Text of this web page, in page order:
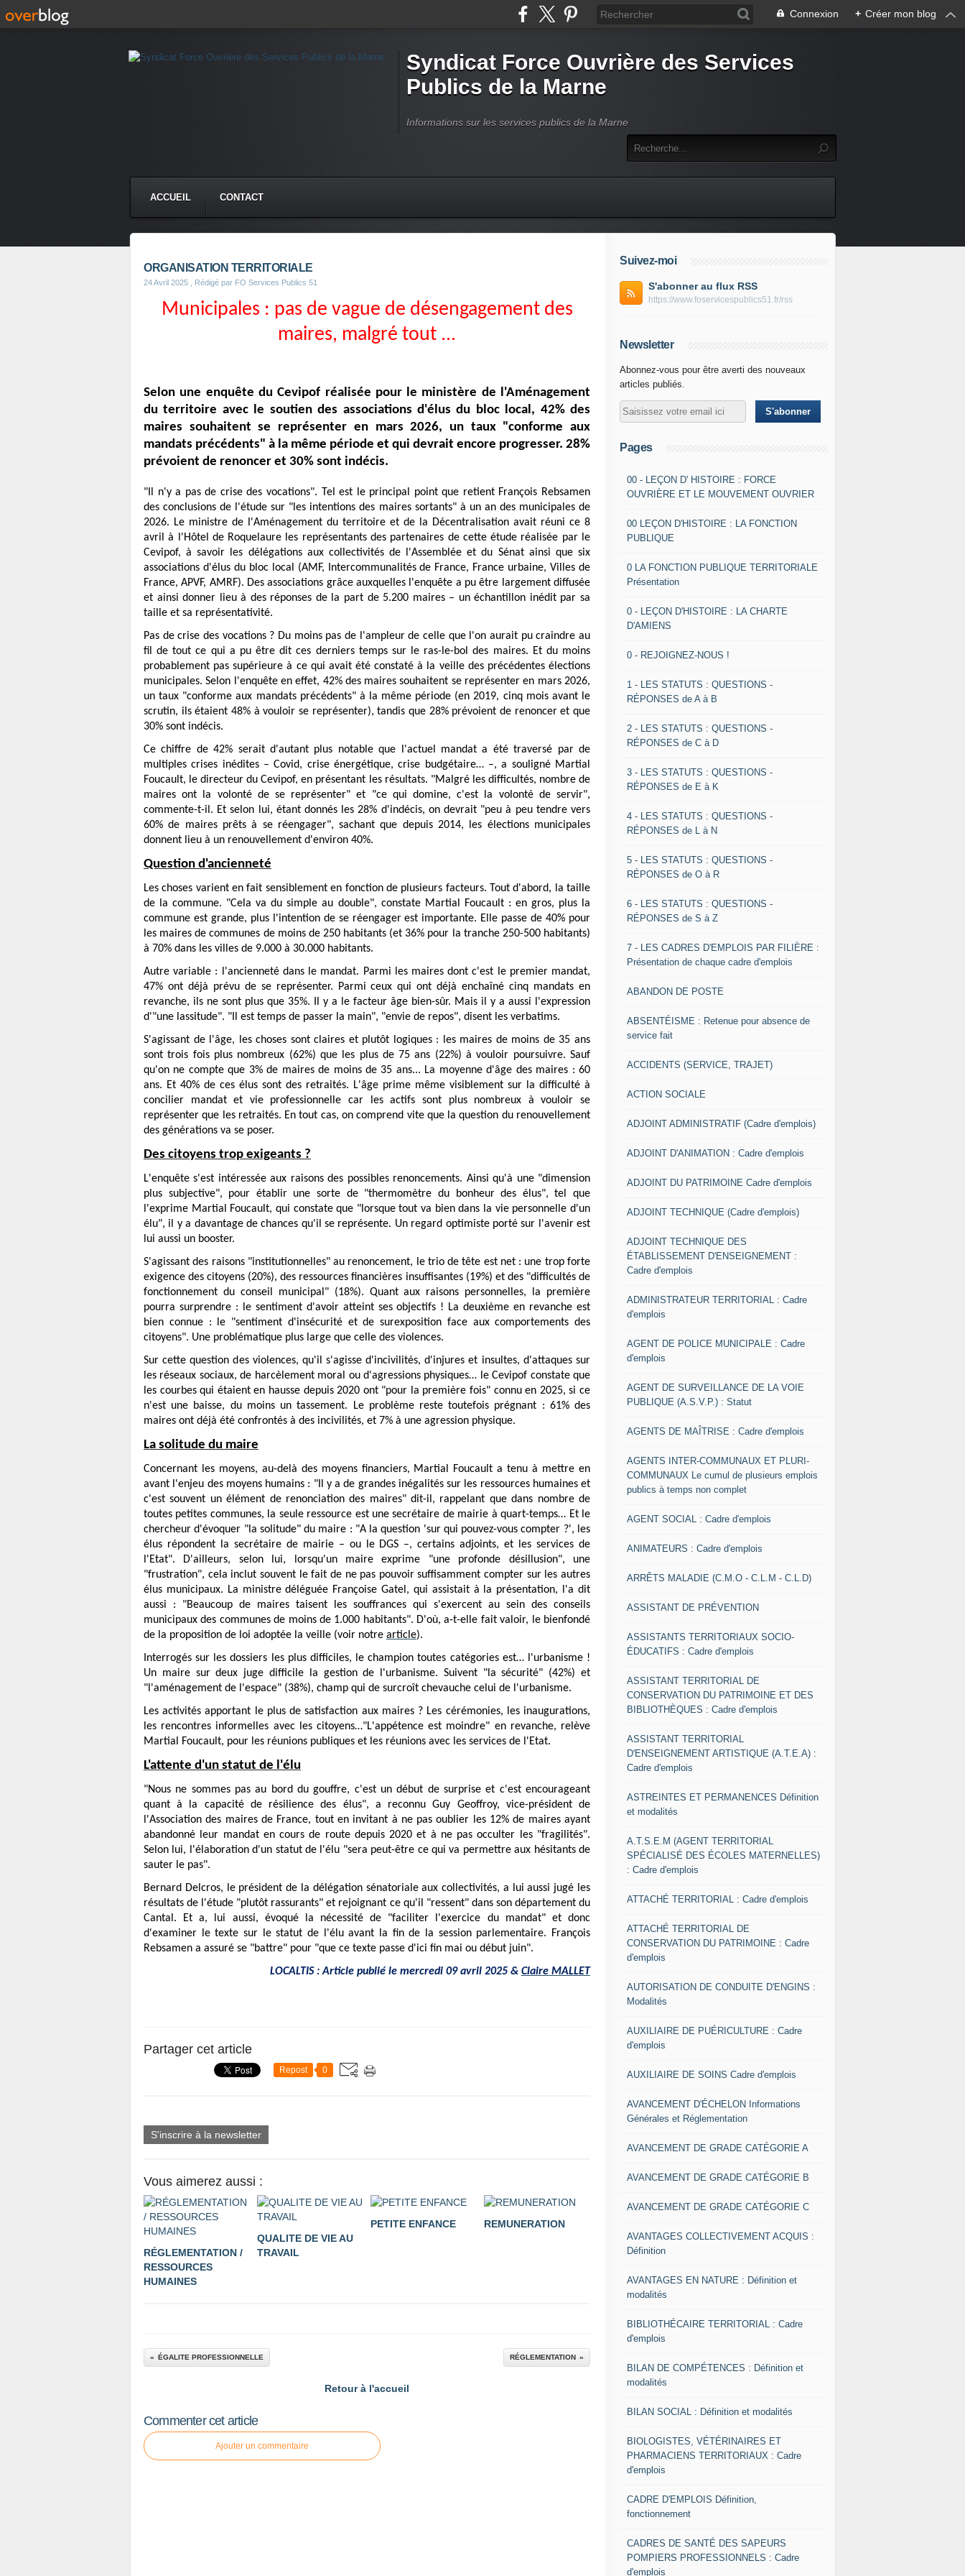
Connexion + Créer mon blog
Syndicat Force Ouvrière des Services
Publics de la Marne
Informations sur les services publics de la Marne
ACCUEIL CONTACT
ORGANISATION TERRITORIALE
24 Avril 2025 , Rédigé par FO Services Publics 51
Municipales : pas de vague de désengagement des
maires, malgré tout ...
Selon une enquête du Cevipof réalisée pour le ministère de l'Aménagement
du territoire avec le soutien des associations d'élus du bloc local, 42% des
maires souhaitent se représenter en mars 2026, un taux "conforme aux
mandats précédents" à la même période et qui devrait encore progresser. 28%
prévoient de renoncer et 30% sont indécis.
"Il n'y a pas de crise des vocations". Tel est le principal point que retient François Rebsamen
des conclusions de l'étude sur "les intentions des maires sortants" à un an des municipales de
2026. Le ministre de l'Aménagement du territoire et de la Décentralisation avait réuni ce 8
avril à l'Hôtel de Roquelaure les représentants des partenaires de cette étude réalisée par le
Cevipof, à savoir les délégations aux collectivités de l'Assemblée et du Sénat ainsi que six
associations d'élus du bloc local (AMF, Intercommunalités de France, France urbaine, Villes de
France, APVF, AMRF). Des associations grâce auxquelles l'enquête a pu être largement diffusée
et ainsi donner lieu à des réponses de la part de 5.200 maires – un échantillon inédit par sa
taille et sa représentativité.
Pas de crise des vocations ? Du moins pas de l'ampleur de celle que l'on aurait pu craindre au
fil de tout ce qui a pu être dit ces derniers temps sur le ras-le-bol des maires. Et du moins
probablement pas supérieure à ce qui avait été constaté à la veille des précédentes élections
municipales. Selon l'enquête en effet, 42% des maires souhaitent se représenter en mars 2026,
un taux "conforme aux mandats précédents" à la même période (en 2019, cinq mois avant le
scrutin, ils étaient 48% à vouloir se représenter), tandis que 28% prévoient de renoncer et que
30% sont indécis.
Ce chiffre de 42% serait d'autant plus notable que l'actuel mandat a été traversé par de
multiples crises inédites – Covid, crise énergétique, crise budgétaire… –, a souligné Martial
Foucault, le directeur du Cevipof, en présentant les résultats. "Malgré les difficultés, nombre de
maires ont la volonté de se représenter" et "ce qui domine, c'est la volonté de servir",
commente-t-il. Et selon lui, étant donnés les 28% d'indécis, on devrait "peu à peu tendre vers
60% de maires prêts à se réengager", sachant que depuis 2014, les élections municipales
donnent lieu à un renouvellement d'environ 40%.
Question d'ancienneté
Les choses varient en fait sensiblement en fonction de plusieurs facteurs. Tout d'abord, la taille
de la commune. "Cela va du simple au double", constate Martial Foucault : en gros, plus la
commune est grande, plus l'intention de se réengager est importante. Elle passe de 40% pour
les maires de communes de moins de 250 habitants (et 36% pour la tranche 250-500 habitants)
à 70% dans les villes de 9.000 à 30.000 habitants.
Autre variable : l'ancienneté dans le mandat. Parmi les maires dont c'est le premier mandat,
47% ont déjà prévu de se représenter. Parmi ceux qui ont déjà enchaîné cinq mandats en
revanche, ils ne sont plus que 35%. Il y a le facteur âge bien-sûr. Mais il y a aussi l'expression
d'"une lassitude". "Il est temps de passer la main", "envie de repos", disent les verbatims.
S'agissant de l'âge, les choses sont claires et plutôt logiques : les maires de moins de 35 ans
sont trois fois plus nombreux (62%) que les plus de 75 ans (22%) à vouloir poursuivre. Sauf
qu'on ne compte que 3% de maires de moins de 35 ans... La moyenne d'âge des maires : 60
ans. Et 40% de ces élus sont des retraités. L'âge prime même visiblement sur la difficulté à
concilier mandat et vie professionnelle car les actifs sont plus nombreux à vouloir se
représenter que les retraités. En tout cas, on comprend vite que la question du renouvellement
des générations va se poser.
Des citoyens trop exigeants ?
L'enquête s'est intéressée aux raisons des possibles renoncements. Ainsi qu'à une "dimension
plus subjective", pour établir une sorte de "thermomètre du bonheur des élus", tel que
l'exprime Martial Foucault, qui constate que "lorsque tout va bien dans la vie personnelle d'un
élu", il y a davantage de chances qu'il se représente. Un regard optimiste porté sur l'avenir est
lui aussi un booster.
S'agissant des raisons "institutionnelles" au renoncement, le trio de tête est net : une trop forte
exigence des citoyens (20%), des ressources financières insuffisantes (19%) et des "difficultés de
fonctionnement du conseil municipal" (18%). Quant aux raisons personnelles, la première
pourra surprendre : le sentiment d'avoir atteint ses objectifs ! La deuxième en revanche est
bien connue : le "sentiment d'insécurité et de surexposition face aux comportements des
citoyens". Une problématique plus large que celle des violences.
Sur cette question des violences, qu'il s'agisse d'incivilités, d'injures et insultes, d'attaques sur
les réseaux sociaux, de harcèlement moral ou d'agressions physiques… le Cevipof constate que
les courbes qui étaient en hausse depuis 2020 ont "pour la première fois" connu en 2025, si ce
n'est une baisse, du moins un tassement. Le problème reste toutefois prégnant : 61% des
maires ont déjà été confrontés à des incivilités, et 7% à une agression physique.
La solitude du maire
Concernant les moyens, au-delà des moyens financiers, Martial Foucault a tenu à mettre en
avant l'enjeu des moyens humains : "Il y a de grandes inégalités sur les ressources humaines et
c'est souvent un élément de renonciation des maires" dit-il, rappelant que dans nombre de
toutes petites communes, la seule ressource est une secrétaire de mairie à quart-temps… Et le
chercheur d'évoquer "la solitude" du maire : "A la question 'sur qui pouvez-vous compter ?', les
élus répondent la secrétaire de mairie – ou le DGS –, certains adjoints, et les services de
l'Etat". D'ailleurs, selon lui, lorsqu'un maire exprime "une profonde désillusion", une
"frustration", cela inclut souvent le fait de ne pas pouvoir suffisamment compter sur les autres
élus municipaux. La ministre déléguée Françoise Gatel, qui assistait à la présentation, l'a dit
aussi : "Beaucoup de maires taisent les souffrances qui s'exercent au sein des conseils
municipaux des communes de moins de 1.000 habitants". D'où, a-t-elle fait valoir, le bienfondé
de la proposition de loi adoptée la veille (voir notre article).
Interrogés sur les dossiers les plus difficiles, le champion toutes catégories est… l'urbanisme !
Un maire sur deux juge difficile la gestion de l'urbanisme. Suivent "la sécurité" (42%) et
"l'aménagement de l'espace" (38%), champ qui de surcroît chevauche celui de l'urbanisme.
Les activités apportant le plus de satisfaction aux maires ? Les cérémonies, les inaugurations,
les rencontres informelles avec les citoyens…"L'appétence est moindre" en revanche, relève
Martial Foucault, pour les réunions publiques et les réunions avec les services de l'Etat.
L'attente d'un statut de l'élu
"Nous ne sommes pas au bord du gouffre, c'est un début de surprise et c'est encourageant
quant à la capacité de résilience des élus", a reconnu Guy Geoffroy, vice-président de
l'Association des maires de France, tout en invitant à ne pas oublier les 12% de maires ayant
abandonné leur mandat en cours de route depuis 2020 et à ne pas occulter les "fragilités".
Selon lui, l'élaboration d'un statut de l'élu "sera peut-être ce qui va permettre aux hésitants de
sauter le pas".
Bernard Delcros, le président de la délégation sénatoriale aux collectivités, a lui aussi jugé les
résultats de l'étude "plutôt rassurants" et rejoignant ce qu'il "ressent" dans son département du
Cantal. Et a, lui aussi, évoqué la nécessité de "faciliter l'exercice du mandat" et donc
d'examiner le texte sur le statut de l'élu avant la fin de la session parlementaire. François
Rebsamen a assuré se "battre" pour "que ce texte passe d'ici fin mai ou début juin".
LOCALTIS : Article publié le mercredi 09 avril 2025 & Claire MALLET
Partager cet article
Repost 0
S'inscrire à la newsletter
Vous aimerez aussi :
RÉGLEMENTATION /
RESSOURCES
HUMAINES
QUALITE DE VIE AU
TRAVAIL
PETITE ENFANCE REMUNERATION
ÉGALITE PROFESSIONNELLE RÉGLEMENTATION
Retour à l'accueil
Commenter cet article
Ajouter un commentaire
Suivez-moi
S'abonner au flux RSS
https://www.foservicespublics51.fr/rss
Newsletter
Abonnez-vous pour être averti des nouveaux
articles publiés.
Pages
00 - LEÇON D' HISTOIRE : FORCE
OUVRIÈRE ET LE MOUVEMENT OUVRIER
00 LEÇON D'HISTOIRE : LA FONCTION
PUBLIQUE
0 LA FONCTION PUBLIQUE TERRITORIALE
Présentation
0 - LEÇON D'HISTOIRE : LA CHARTE
D'AMIENS
0 - REJOIGNEZ-NOUS !
1 - LES STATUTS : QUESTIONS -
RÉPONSES de A à B
2 - LES STATUTS : QUESTIONS -
RÉPONSES de C à D
3 - LES STATUTS : QUESTIONS -
RÉPONSES de E à K
4 - LES STATUTS : QUESTIONS -
RÉPONSES de L à N
5 - LES STATUTS : QUESTIONS -
RÉPONSES de O à R
6 - LES STATUTS : QUESTIONS -
RÉPONSES de S à Z
7 - LES CADRES D'EMPLOIS PAR FILIÈRE :
Présentation de chaque cadre d'emplois
ABANDON DE POSTE
ABSENTÉISME : Retenue pour absence de
service fait
ACCIDENTS (SERVICE, TRAJET)
ACTION SOCIALE
ADJOINT ADMINISTRATIF (Cadre d'emplois)
ADJOINT D'ANIMATION : Cadre d'emplois
ADJOINT DU PATRIMOINE Cadre d'emplois
ADJOINT TECHNIQUE (Cadre d'emplois)
ADJOINT TECHNIQUE DES
ÉTABLISSEMENT D'ENSEIGNEMENT :
Cadre d'emplois
ADMINISTRATEUR TERRITORIAL : Cadre
d'emplois
AGENT DE POLICE MUNICIPALE : Cadre
d'emplois
AGENT DE SURVEILLANCE DE LA VOIE
PUBLIQUE (A.S.V.P.) : Statut
AGENTS DE MAÎTRISE : Cadre d'emplois
AGENTS INTER-COMMUNAUX ET PLURI-
COMMUNAUX Le cumul de plusieurs emplois
publics à temps non complet
AGENT SOCIAL : Cadre d'emplois
ANIMATEURS : Cadre d'emplois
ARRÊTS MALADIE (C.M.O - C.L.M - C.L.D)
ASSISTANT DE PRÉVENTION
ASSISTANTS TERRITORIAUX SOCIO-
ÉDUCATIFS : Cadre d'emplois
ASSISTANT TERRITORIAL DE
CONSERVATION DU PATRIMOINE ET DES
BIBLIOTHÈQUES : Cadre d'emplois
ASSISTANT TERRITORIAL
D'ENSEIGNEMENT ARTISTIQUE (A.T.E.A) :
Cadre d'emplois
ASTREINTES ET PERMANENCES Définition
et modalités
A.T.S.E.M (AGENT TERRITORIAL
SPÉCIALISÉ DES ÉCOLES MATERNELLES)
: Cadre d'emplois
ATTACHÉ TERRITORIAL : Cadre d'emplois
ATTACHÉ TERRITORIAL DE
CONSERVATION DU PATRIMOINE : Cadre
d'emplois
AUTORISATION DE CONDUITE D'ENGINS :
Modalités
AUXILIAIRE DE PUÉRICULTURE : Cadre
d'emplois
AUXILIAIRE DE SOINS Cadre d'emplois
AVANCEMENT D'ÉCHELON Informations
Générales et Réglementation
AVANCEMENT DE GRADE CATÉGORIE A
AVANCEMENT DE GRADE CATÉGORIE B
AVANCEMENT DE GRADE CATÉGORIE C
AVANTAGES COLLECTIVEMENT ACQUIS :
Définition
AVANTAGES EN NATURE : Définition et
modalités
BIBLIOTHÉCAIRE TERRITORIAL : Cadre
d'emplois
BILAN DE COMPÉTENCES : Définition et
modalités
BILAN SOCIAL : Définition et modalités
BIOLOGISTES, VÉTÉRINAIRES ET
PHARMACIENS TERRITORIAUX : Cadre
d'emplois
CADRE D'EMPLOIS Définition,
fonctionnement
CADRES DE SANTÉ DES SAPEURS
POMPIERS PROFESSIONNELS : Cadre
d'emplois